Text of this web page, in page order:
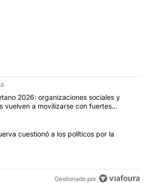
los artículos con más comentarios en los
con el título "San Cayetano 2026:
2026: organizaciones sociales y
vuelven a movilizarse con fuertes
Gobierno
con el título "García Cuerva cuestionó
cuestionó a los políticos por la
Gestionado por